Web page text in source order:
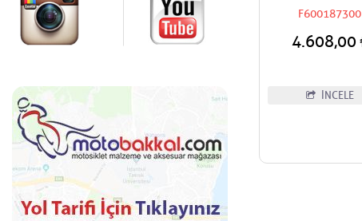
F600187300
4.608,00
İNCELE